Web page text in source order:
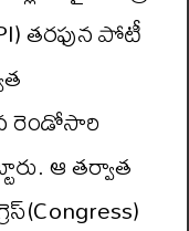
తరఫున పోటీ
రెండోసారి
ఆ తర్వాత